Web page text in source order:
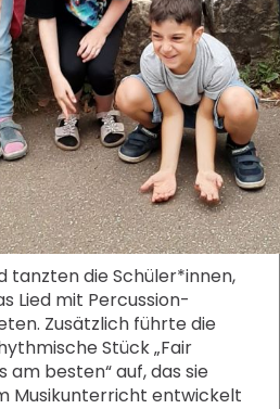
tanzten die Schüler*innen,
Lied mit Percussion-
Zusätzlich führte die
Stück „Fair
besten“ auf, das sie
Musikunterricht entwickelt